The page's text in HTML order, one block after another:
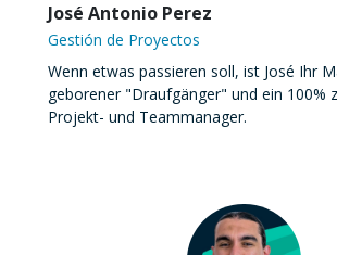
José Antonio Perez
Gestión de Proyectos
Wenn etwas passieren soll, ist José Ihr
geborener "Draufgänger" und ein 100%
Projekt- und Teammanager.